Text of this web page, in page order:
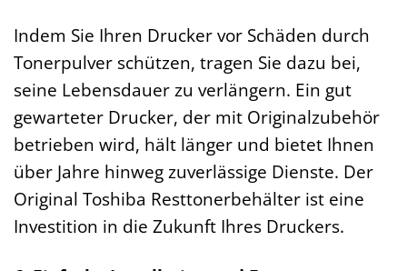
Indem Sie Ihren Drucker vor Schäden durch
Tonerpulver schützen, tragen Sie dazu bei,
seine Lebensdauer zu verlängern. Ein gut
gewarteter Drucker, der mit Originalzubehör
betrieben wird, hält länger und bietet Ihnen
über Jahre hinweg zuverlässige Dienste. Der
Original Toshiba Resttonerbehälter ist eine
Investition in die Zukunft Ihres Druckers.